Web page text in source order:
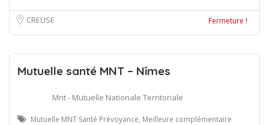
CREUSE Fermeture !
Mutuelle santé MNT – Nîmes
Mnt - Mutuelle Nationale Territoriale
Mutuelle MNT Santé Prévoyance, Meilleure complémentaire